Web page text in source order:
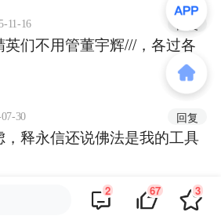
11-16 回复
们不用管董宇辉///，各过各
30 回复
，释永信还说佛法是我的工具
2 67 3